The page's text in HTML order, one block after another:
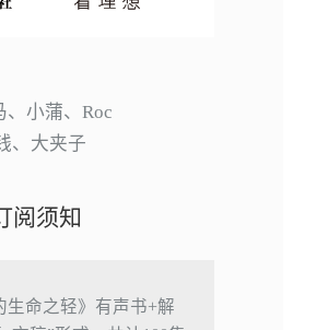
小蒲、Roc
、大夹子
阅须知
生命之轻》有声书+解